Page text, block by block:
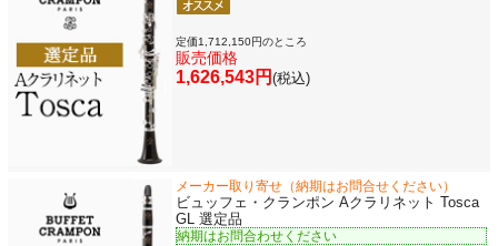
定価1,712,150円のところ
販売価格
1,626,543円 (税込)
メーカー取り寄せ（納期はお問合せください）
ビュッフェ・クランポン Aクラリネット Tosca
GL 選定品
納期はお問合わせください